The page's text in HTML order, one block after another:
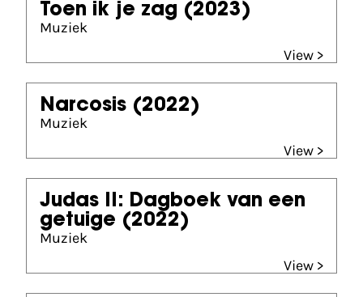
Toen ik je zag (2023)
Muziek
View >
Narcosis (2022)
Muziek
View >
Judas II: Dagboek van een
getuige (2022)
Muziek
View >